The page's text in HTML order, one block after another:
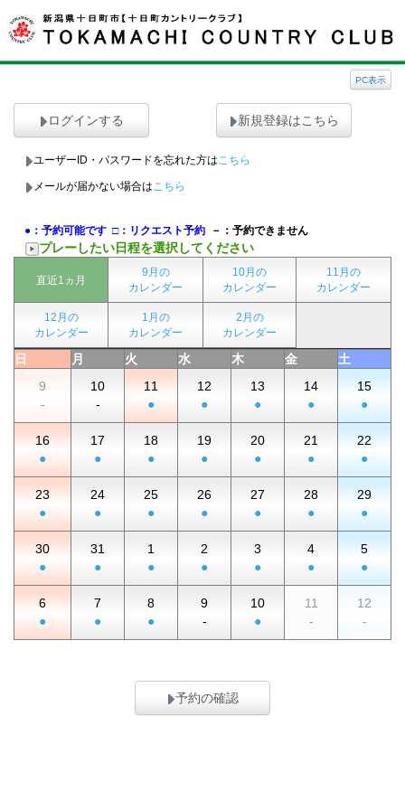
PC表示
ログインする 新規登録はこちら
ユーザーID・パスワードを忘れた方はこちら
メールが届かない場合はこちら
●：予約可能です □：リクエスト予約 －：予約できません
プレーしたい日程を選択してください
直近1ヵ月
9月の
カレンダー
10月の
カレンダー
11月の
カレンダー
12月の
カレンダー
1月の
カレンダー
2月の
カレンダー
日 月 火 水 木 金
土
9
-
10
-
11
●
12
●
13
●
14
●
15
●
16
●
17
●
18
●
19
●
20
●
21
●
22
●
23
●
24
●
25
●
26
●
27
●
28
●
29
●
30
●
31
●
1
●
2
●
3
●
4
●
5
●
6
●
7
●
8
●
9
-
10
●
11
-
12
-
予約の確認